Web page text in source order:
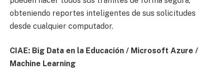
obteniendo reportes inteligentes de sus solicitudes
desde cualquier computador.
CIAE: Big Data en la Educación / Microsoft Azure /
Machine Learning